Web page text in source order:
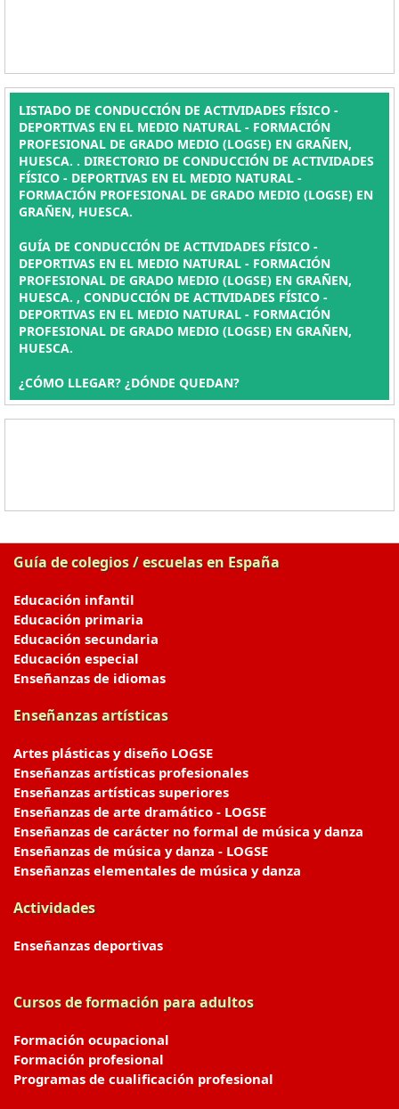
LISTADO DE CONDUCCIÓN DE ACTIVIDADES FÍSICO -
DEPORTIVAS EN EL MEDIO NATURAL - FORMACIÓN
PROFESIONAL DE GRADO MEDIO (LOGSE) EN GRAÑEN,
HUESCA. . DIRECTORIO DE CONDUCCIÓN DE ACTIVIDADES
FÍSICO - DEPORTIVAS EN EL MEDIO NATURAL -
FORMACIÓN PROFESIONAL DE GRADO MEDIO (LOGSE) EN
GRAÑEN, HUESCA.
GUÍA DE CONDUCCIÓN DE ACTIVIDADES FÍSICO -
DEPORTIVAS EN EL MEDIO NATURAL - FORMACIÓN
PROFESIONAL DE GRADO MEDIO (LOGSE) EN GRAÑEN,
HUESCA. , CONDUCCIÓN DE ACTIVIDADES FÍSICO -
DEPORTIVAS EN EL MEDIO NATURAL - FORMACIÓN
PROFESIONAL DE GRADO MEDIO (LOGSE) EN GRAÑEN,
HUESCA.
¿CÓMO LLEGAR? ¿DÓNDE QUEDAN?
Guía de colegios / escuelas en España
Educación infantil
Educación primaria
Educación secundaria
Educación especial
Enseñanzas de idiomas
Enseñanzas artísticas
Artes plásticas y diseño LOGSE
Enseñanzas artísticas profesionales
Enseñanzas artísticas superiores
Enseñanzas de arte dramático - LOGSE
Enseñanzas de carácter no formal de música y danza
Enseñanzas de música y danza - LOGSE
Enseñanzas elementales de música y danza
Actividades
Enseñanzas deportivas
Cursos de formación para adultos
Formación ocupacional
Formación profesional
Programas de cualificación profesional